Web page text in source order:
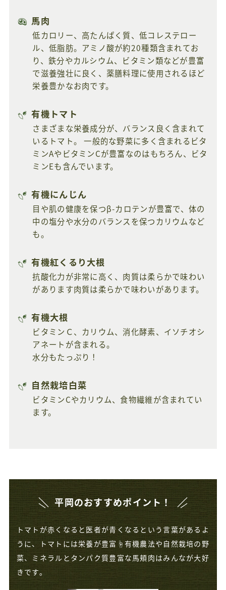
馬肉
低カロリー、高たんぱく質、低コレステロー
ル、低脂肪。アミノ酸が約20種類含まれてお
り、鉄分やカルシウム、ビタミン類などが豊富
で滋養強壮に良く、薬膳料理に使用されるほど
栄養豊かなお肉です。
有機トマト
さまざまな栄養成分が、バランス良く含まれて
いるトマト。 一般的な野菜に多く含まれるビタ
ミンAやビタミンCが豊富なのはもちろん、ビタ
ミンEも含んでいます。
有機にんじん
目や肌の健康を保つβ-カロテンが豊富で、体の
中の塩分や水分のバランスを保つカリウムなど
も。
有機紅くるり大根
抗酸化力が非常に高く、肉質は柔らかで味わい
があります肉質は柔らかで味わいがあります。
有機大根
ビタミンＣ、カリウム、消化酵素、イソチオシ
アネートが含まれる。
水分もたっぷり！
自然栽培白菜
ビタミンCやカリウム、食物繊維が含まれてい
ます。
平岡のおすすめポイント！
トマトが赤くなると医者が青くなるという言葉があるよ
うに、トマトには栄養が豊富☝️有機農法や自然栽培の野
菜、ミネラルとタンパク質豊富な馬頬肉はみんなが大好
きです。